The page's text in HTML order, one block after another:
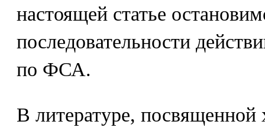
настоящей статье
последовательности
по ФСА.
В литературе, посвященной